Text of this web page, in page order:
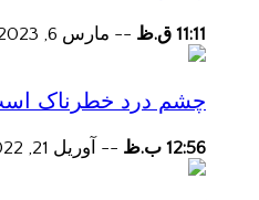
11:11 ق.ظ -- مارس 6, 2023
چشم درد خطرناک
12:56 ب.ظ -- آوریل 21, 2022